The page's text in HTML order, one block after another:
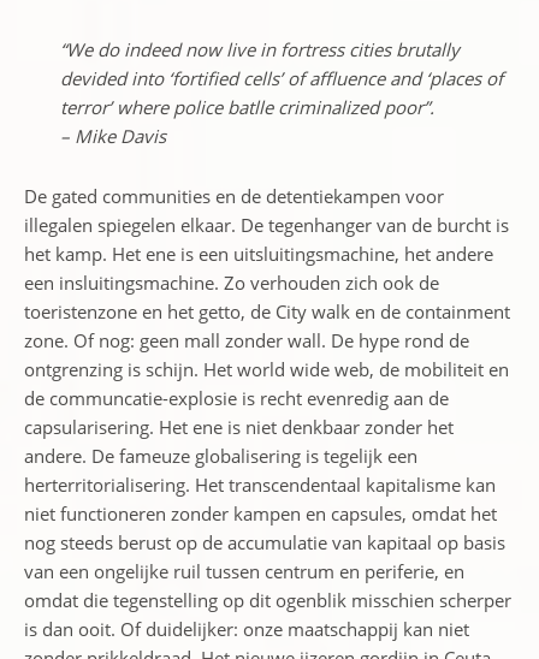
“We do indeed now live in fortress cities brutally
devided into ‘fortified cells’ of affluence and ‘places of
terror’ where police batlle criminalized poor”.
– Mike Davis
De gated communities en de detentiekampen voor
illegalen spiegelen elkaar. De tegenhanger van de burcht is
het kamp. Het ene is een uitsluitingsmachine, het andere
een insluitingsmachine. Zo verhouden zich ook de
toeristenzone en het getto, de City walk en de containment
zone. Of nog: geen mall zonder wall. De hype rond de
ontgrenzing is schijn. Het world wide web, de mobiliteit en
de communcatie-explosie is recht evenredig aan de
capsularisering. Het ene is niet denkbaar zonder het
andere. De fameuze globalisering is tegelijk een
herterritorialisering. Het transcendentaal kapitalisme kan
niet functioneren zonder kampen en capsules, omdat het
nog steeds berust op de accumulatie van kapitaal op basis
van een ongelijke ruil tussen centrum en periferie, en
omdat die tegenstelling op dit ogenblik misschien scherper
is dan ooit. Of duidelijker: onze maatschappij kan niet